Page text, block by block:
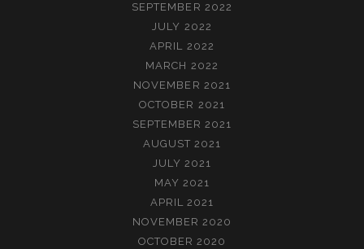
SEPTEMBER 2022
JULY 2022
APRIL 2022
MARCH 2022
NOVEMBER 2021
OCTOBER 2021
SEPTEMBER 2021
AUGUST 2021
JULY 2021
MAY 2021
APRIL 2021
NOVEMBER 2020
OCTOBER 2020